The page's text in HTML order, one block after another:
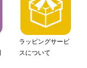
ラッピングサービ
スについて